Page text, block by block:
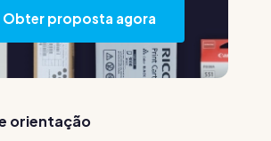
Obter proposta agora
orientação